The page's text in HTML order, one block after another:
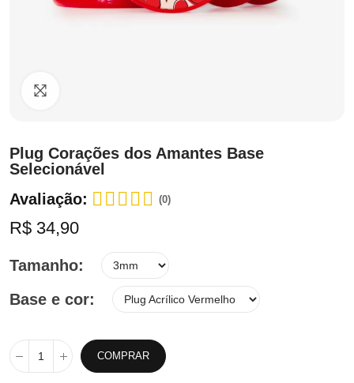
Plug Corações dos Amantes Base
Selecionável
Avaliação:
(0)
R$ 34,90
Tamanho
Base e cor
COMPRAR